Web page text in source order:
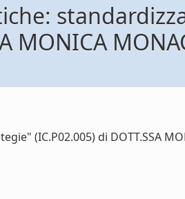
MONICA
(IC.P02.005) di DOTT.SSA